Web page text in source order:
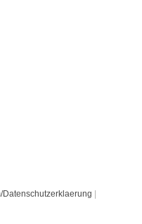
Datenschutzerklaerung |